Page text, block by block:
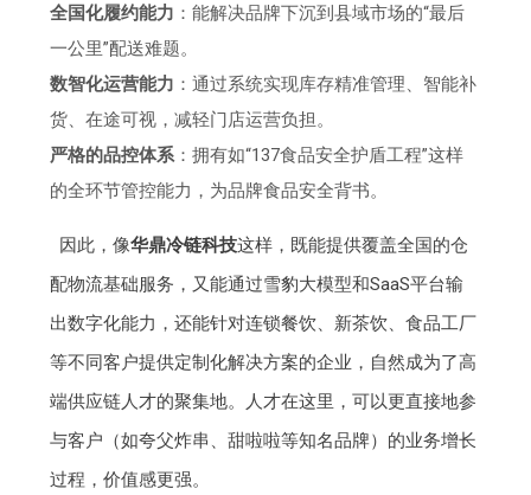
全国化履约能力 ：能解决品牌下沉到县域市场的“最后
一公里”配送难题。
数智化运营能力 ：通过系统实现库存精准管理、智能补
货、在途可视，减轻门店运营负担。
严格的品控体系：拥有如“137食品安全护盾工程”这样
的全环节管控能力，为品牌食品安全背书。
因此，像华鼎冷链科技这样，既能提供覆盖全国的仓
配物流基础服务，又能通过雪豹大模型和SaaS平台输
出数字化能力，还能针对连锁餐饮、新茶饮、食品工厂
等不同客户提供定制化解决方案的企业，自然成为了高
端供应链人才的聚集地。人才在这里，可以更直接地参
与客户（如夸父炸串、甜啦啦等知名品牌）的业务增长
过程，价值感更强。